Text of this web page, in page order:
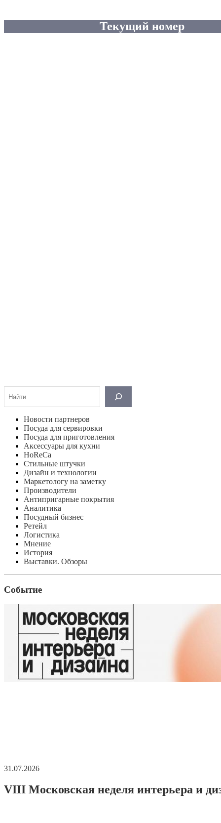
Текущий номер
Новости партнеров
Посуда для сервировки
Посуда для приготовления
Аксессуары для кухни
HoReCa
Стильные штучки
Дизайн и технологии
Маркетологу на заметку
Производители
Антипригарные покрытия
Аналитика
Посудный бизнес
Ретейл
Логистика
Мнение
История
Выставки. Обзоры
Событие
31.07.2026
VIII Московская неделя интерьера и